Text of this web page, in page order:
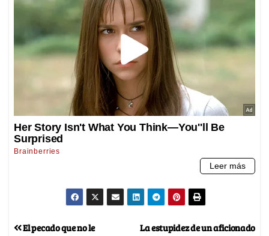
La estupidez de un aficionado
El pecado que no le